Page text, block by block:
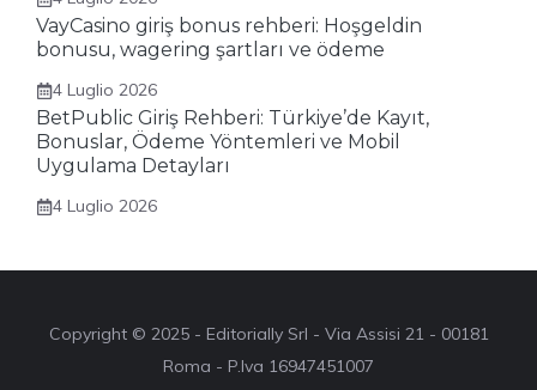
VayCasino giriş bonus rehberi: Hoşgeldin
bonusu, wagering şartları ve ödeme
4 Luglio 2026
BetPublic Giriş Rehberi: Türkiye’de Kayıt,
Bonuslar, Ödeme Yöntemleri ve Mobil
Uygulama Detayları
4 Luglio 2026
Copyright © 2025 - Editorially Srl - Via Assisi 21 - 00181
Roma - P.Iva 16947451007